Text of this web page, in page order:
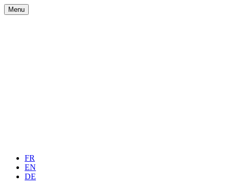
Menu
FR
EN
DE